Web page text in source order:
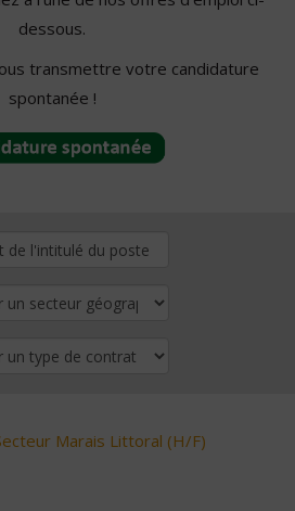
dessous.
transmettre votre candidature
spontanée !
Marais Littoral (H/F)